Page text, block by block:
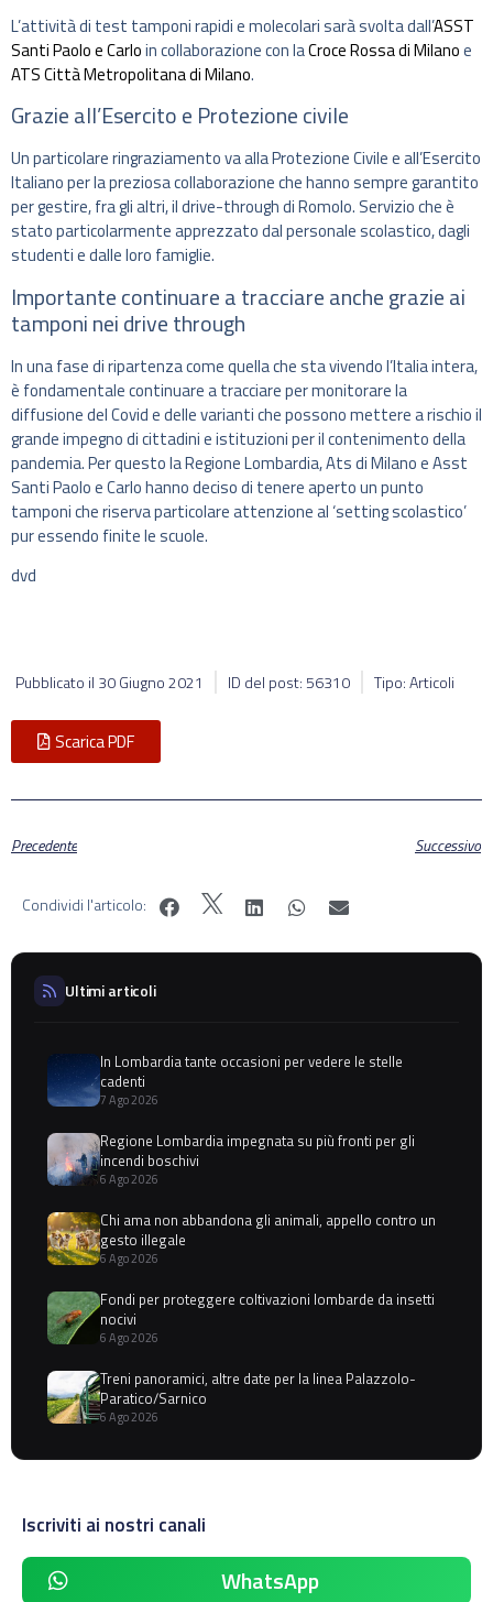
L’attività di test tamponi rapidi e molecolari sarà svolta dall’ASST
Santi Paolo e Carloin collaborazione con laCroce Rossa di Milanoe
ATS Città Metropolitana di Milano.
Grazie all’Esercito e Protezione civile
Un particolare ringraziamento va alla Protezione Civile e all’Esercito
Italiano per la preziosa collaborazione che hanno sempre garantito
per gestire, fra gli altri, il drive-through di Romolo. Servizio che è
stato particolarmente apprezzato dal personale scolastico, dagli
studenti e dalle loro famiglie.
Importante continuare a tracciare anche grazie ai
tamponi nei drive through
In una fase di ripartenza come quella che sta vivendo l’Italia intera,
è fondamentale continuare a tracciare per monitorare la
diffusione del Covid e delle varianti che possono mettere a rischio il
grande impegno di cittadini e istituzioni per il contenimento della
pandemia. Per questo la Regione Lombardia, Ats di Milano e Asst
Santi Paolo e Carlo hanno deciso di tenere aperto un punto
tamponi che riserva particolare attenzione al ‘setting scolastico’
pur essendo finite le scuole.
dvd
Pubblicato il 30 Giugno 2021 ID del post: 56310 Tipo: Articoli
Scarica PDF
Precedente Successivo
Condividi l'articolo:
Ultimi articoli
In Lombardia tante occasioni per vedere le stelle
cadenti
7 Ago 2026
Regione Lombardia impegnata su più fronti per gli
incendi boschivi
6 Ago 2026
Chi ama non abbandona gli animali, appello contro un
gesto illegale
6 Ago 2026
Fondi per proteggere coltivazioni lombarde da insetti
nocivi
6 Ago 2026
Treni panoramici, altre date per la linea Palazzolo-
Paratico/Sarnico
6 Ago 2026
Iscriviti ai nostri canali
WhatsApp